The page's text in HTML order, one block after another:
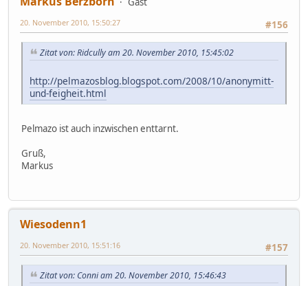
#156
20. November 2010, 15:50:27
Zitat von: Ridcully am 20. November 2010, 15:45:02
http://pelmazosblog.blogspot.com/2008/10/anonymitt-
und-feigheit.html
Pelmazo ist auch inzwischen enttarnt.
Gruß,
Markus
Wiesodenn1
#157
20. November 2010, 15:51:16
Zitat von: Conni am 20. November 2010, 15:46:43